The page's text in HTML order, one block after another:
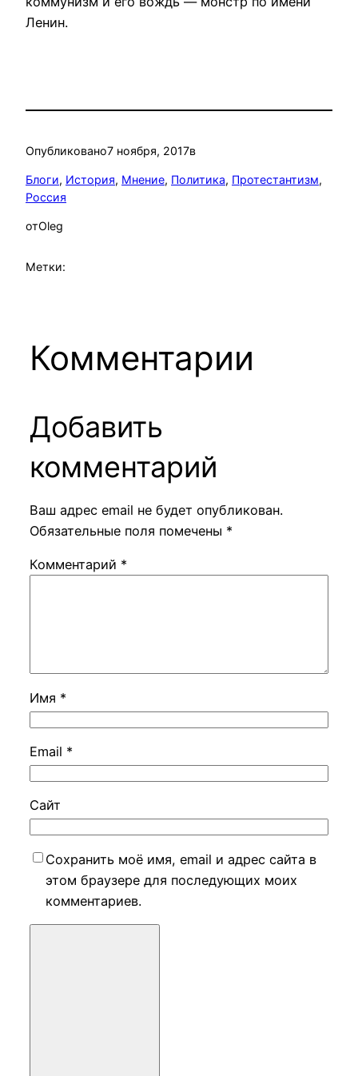
Ленин.
Опубликовано7 ноября, 2017в
Блоги, История, Мнение, Политика, Протестантизм
Россия
отOleg
Метки:
Комментарии
Добавить
комментарий
Ваш адрес email не будет опубликован.
Обязательные поля помечены *
Комментарий *
Имя *
Email *
Сайт
Сохранить моё имя, email и адрес сайта в
этом браузере для последующих моих
комментариев.